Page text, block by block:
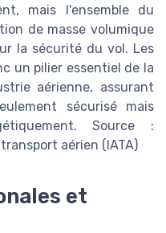
mais l'ensemble du
de masse volumique
la sécurité du vol. Les
un pilier essentiel de la
aérienne, assurant
sécurisé mais
Source :
aérien (IATA)
et